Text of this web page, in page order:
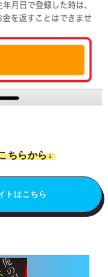
ちらから↓
トはこちら